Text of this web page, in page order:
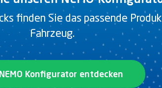
finden Sie das passende
Fahrzeug.
Konfigurator entdecken